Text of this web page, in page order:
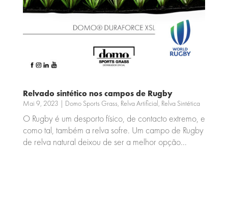
Relvado sintético nos campos de Rugby
Mai 9, 2023 | Domo Sports Grass, Relva Artificial, Relva Sintética
O Rugby é um desporto físico, de contacto extremo, e
como tal, também a relva sofre. Um campo de Rugby
de relva natural deixou de ser a melhor opção...